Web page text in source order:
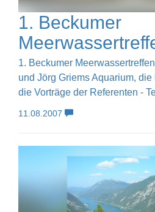
1. Beckumer
1. Beckumer
und Jörg Griems Aquarium,
die Vorträge der Referenten -
11.08.2007